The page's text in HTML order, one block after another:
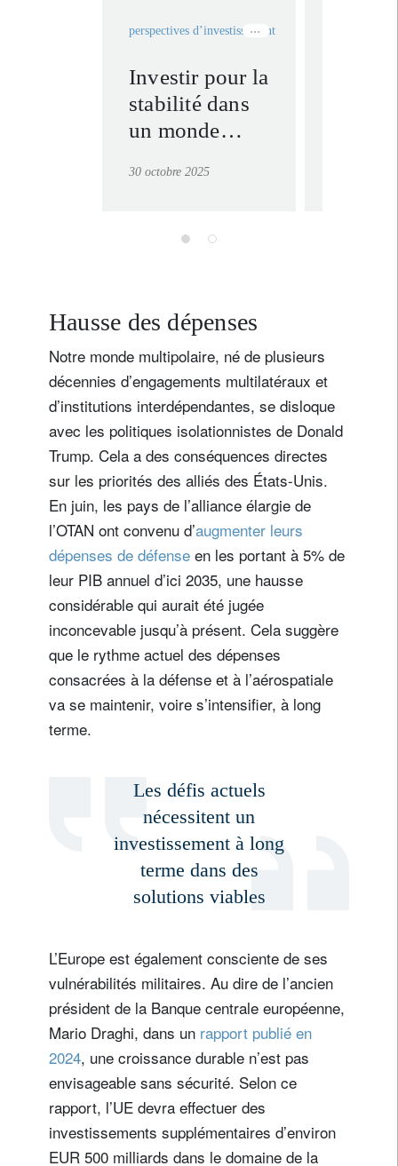
perspectives d’investissement
Investir pour la
stabilité dans
un monde
30 octobre 2025
Hausse des dépenses
Notre monde multipolaire, né de plusieurs
décennies d’engagements multilatéraux et
d’institutions interdépendantes, se disloque
avec les politiques isolationnistes de Donald
Trump. Cela a des conséquences directes
sur les priorités des alliés des États-Unis.
En juin, les pays de l’alliance élargie de
l’OTAN ont convenu d’augmenter leurs
dépenses de défense en les portant à 5% de
leur PIB annuel d’ici 2035, une hausse
considérable qui aurait été jugée
inconcevable jusqu’à présent. Cela suggère
que le rythme actuel des dépenses
consacrées à la défense et à l’aérospatiale
va se maintenir, voire s’intensifier, à long
terme.
Les défis actuels
nécessitent un
investissement à long
terme dans des
solutions viables
L’Europe est également consciente de ses
vulnérabilités militaires. Au dire de l’ancien
président de la Banque centrale européenne,
Mario Draghi, dans un rapport publié en
2024, une croissance durable n’est pas
envisageable sans sécurité. Selon ce
rapport, l’UE devra effectuer des
investissements supplémentaires d’environ
EUR 500 milliards dans le domaine de la